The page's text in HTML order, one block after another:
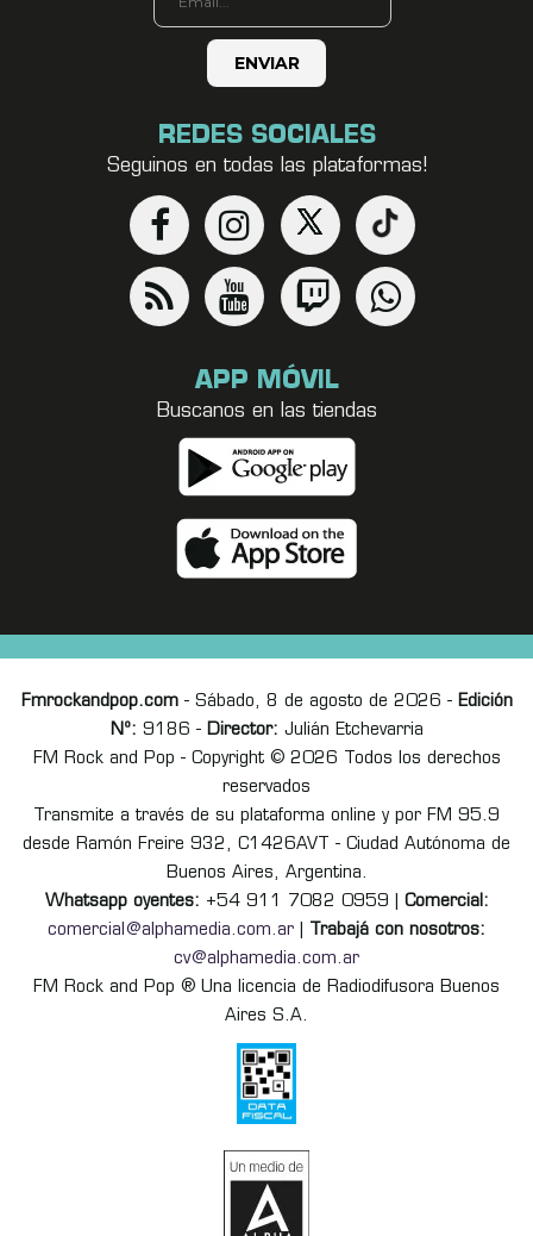
REDES SOCIALES
Seguinos en todas las plataformas!
APP MÓVIL
Buscanos en las tiendas
Fmrockandpop.com- Sábado, 8 de agosto de 2026 - Edición
Nº: 9186 - Director: Julián Etchevarria
FM Rock and Pop - Copyright © 2026 Todos los derechos
reservados
Transmite a través de su plataforma online y por FM 95.9
desde Ramón Freire 932, C1426AVT - Ciudad Autónoma de
Buenos Aires, Argentina.
Whatsapp oyentes: +54 911 7082 0959 | Comercial:
comercial@alphamedia.com.ar
Trabajá con nosotros:
cv@alphamedia.com.ar
FM Rock and Pop ® Una licencia de Radiodifusora Buenos
Aires S.A.